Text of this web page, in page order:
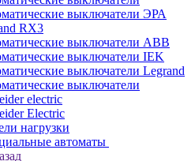
выключатели ЭРА
RX3
выключатели ABB
выключатели IEK
выключатели Legrand
выключатели
electric
Electric
нагрузки
автоматы